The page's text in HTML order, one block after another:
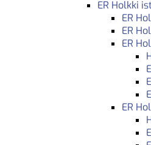
ER Holkki
ER
ER
ER
ER